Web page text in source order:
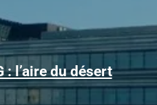
: l’aire du désert
Alors que le trafic
pandémie, les